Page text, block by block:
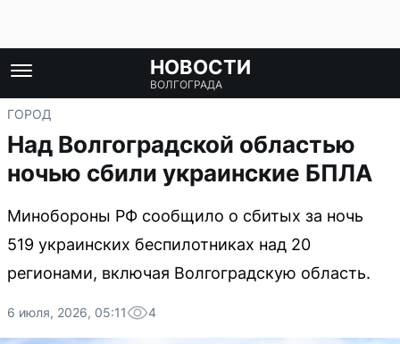
НОВОСТИ
ВОЛГОГРАДА
ГОРОД
Над Волгоградской областью
ночью сбили украинские БПЛА
Минобороны РФ сообщило о сбитых за ночь
519 украинских беспилотниках над 20
регионами, включая Волгоградскую область.
6 июля, 2026, 05:11 4